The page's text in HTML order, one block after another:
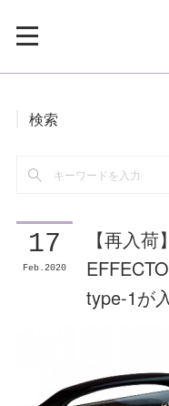
検索
17
Feb 2020
【再入荷】
type-1が